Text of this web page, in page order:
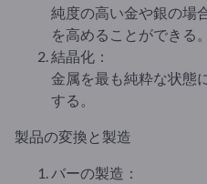
純度の高い金や銀の場
を高めることができる。
結晶化：
金属を最も純粋な状態
する。
製品の変換と製造
バーの製造：